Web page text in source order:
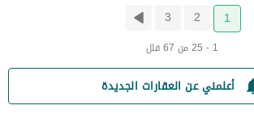
1
2
3
1 - 25 من 67 فلل
أعلمني عن العقارات الجديدة